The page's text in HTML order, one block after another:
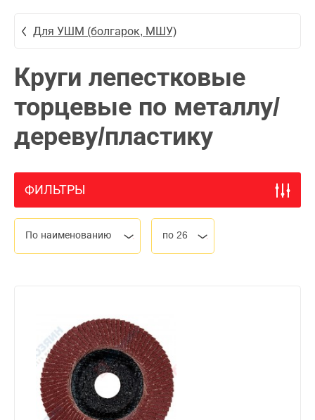
Для УШМ (болгарок, МШУ)
Круги лепестковые
торцевые по металлу/
дереву/пластику
ФИЛЬТРЫ
По наименованию по 26